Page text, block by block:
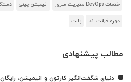
خدمات DevOps مدیریت سرور انیمیشن چینی
دوره فرانت اند پالت
مطالب پیشنهادی
دنیای شگفت‌انگیز کارتون و انیمیشن،